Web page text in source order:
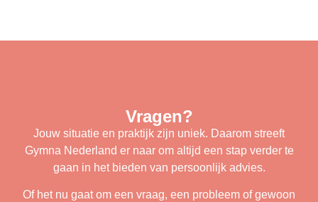
Vragen?
Jouw situatie en praktijk zijn uniek. Daarom streeft
Gymna Nederland er naar om altijd een stap verder te
gaan in het bieden van persoonlijk advies.
Of het nu gaat om een vraag, een probleem of gewoon